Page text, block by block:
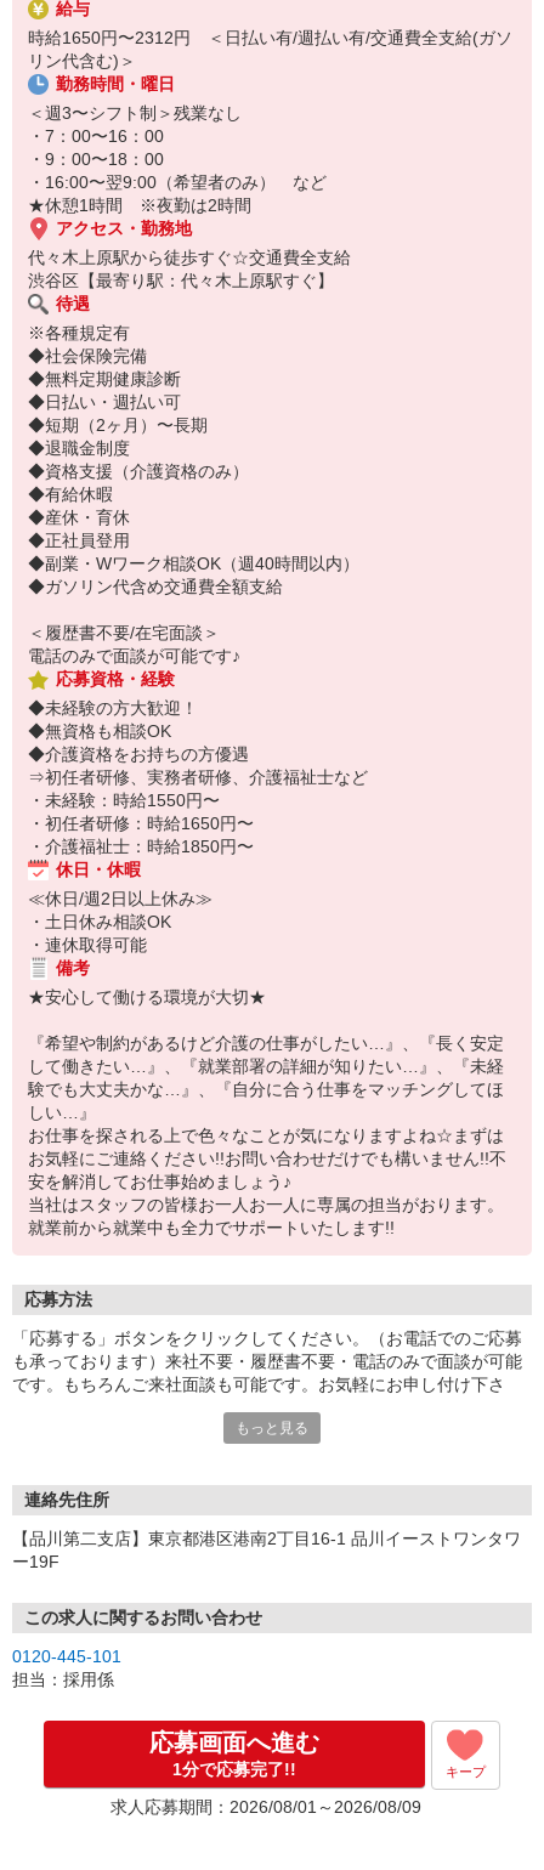
・エントランスの清掃
・生活相談やお話の相手 など
未経験やブランクがある方でも大歓迎！
職場の先輩スタッフは「思いやり」の気持ちを
何より大事にしています＊.・：゜
ぜひ、お気軽にご応募ください♪
給与
時給1650円〜2312円 ＜日払い有/週払い有/交通費全支給(ガソ
リン代含む)＞
勤務時間・曜日
＜週3〜シフト制＞残業なし
・7：00〜16：00
・9：00〜18：00
・16:00〜翌9:00（希望者のみ） など
★休憩1時間 ※夜勤は2時間
アクセス・勤務地
代々木上原駅から徒歩すぐ☆交通費全支給
渋谷区【最寄り駅：代々木上原駅すぐ】
待遇
※各種規定有
◆社会保険完備
◆無料定期健康診断
◆日払い・週払い可
◆短期（2ヶ月）〜長期
◆退職金制度
◆資格支援（介護資格のみ）
◆有給休暇
◆産休・育休
◆正社員登用
◆副業・Wワーク相談OK（週40時間以内）
◆ガソリン代含め交通費全額支給
＜履歴書不要/在宅面談＞
電話のみで面談が可能です♪
応募資格・経験
◆未経験の方大歓迎！
◆無資格も相談OK
◆介護資格をお持ちの方優遇
⇒初任者研修、実務者研修、介護福祉士など
・未経験：時給1550円〜
・初任者研修：時給1650円〜
・介護福祉士：時給1850円〜
休日・休暇
≪休日/週2日以上休み≫
・土日休み相談OK
・連休取得可能
備考
★安心して働ける環境が大切★
『希望や制約があるけど介護の仕事がしたい…』、『長く安定
して働きたい…』、『就業部署の詳細が知りたい…』、『未経
験でも大丈夫かな…』、『自分に合う仕事をマッチングしてほ
しい…』
お仕事を探される上で色々なことが気になりますよね☆まずは
お気軽にご連絡ください!!お問い合わせだけでも構いません!!不
安を解消してお仕事始めましょう♪
当社はスタッフの皆様お一人お一人に専属の担当がおります。
就業前から就業中も全力でサポートいたします!!
応募方法
「応募する」ボタンをクリックしてください。（お電話でのご応募
も承っております）来社不要・履歴書不要・電話のみで面談が可能
です。もちろんご来社面談も可能です。お気軽にお申し付け下さ
もっと見る
連絡先住所
【品川第二支店】東京都港区港南2丁目16-1 品川イーストワンタワ
ー19F
この求人に関するお問い合わせ
0120-445-101
担当：採用係
応募画面へ進む
1分で応募完了!! キープ
求人応募期間：2026/08/01～2026/08/09